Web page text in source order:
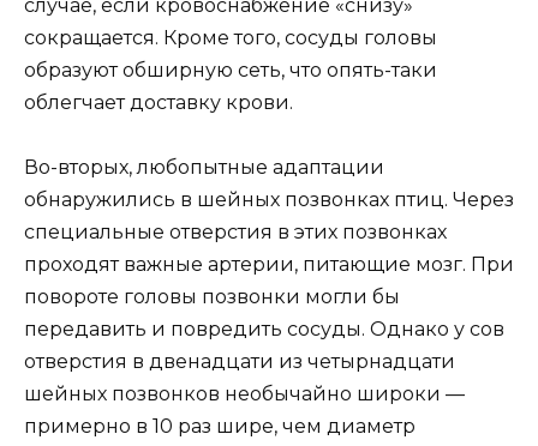
случае, если кровоснабжение «снизу»
сокращается. Кроме того, сосуды головы
образуют обширную сеть, что опять-таки
облегчает доставку крови.
Во-вторых, любопытные адаптации
обнаружились в шейных позвонках птиц. Через
специальные отверстия в этих позвонках
проходят важные артерии, питающие мозг. При
повороте головы позвонки могли бы
передавить и повредить сосуды. Однако у сов
отверстия в двенадцати из четырнадцати
шейных позвонков необычайно широки —
примерно в 10 раз шире, чем диаметр